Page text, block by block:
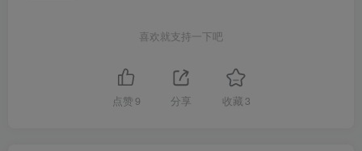
喜欢就支持一下吧
点赞 9 分享 收藏 3